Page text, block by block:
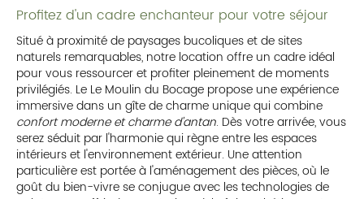
Profitez d'un cadre enchanteur pour votre séjour
Situé à proximité de paysages bucoliques et de sites
naturels remarquables, notre location offre un cadre idéal
pour vous ressourcer et profiter pleinement de moments
privilégiés. Le Le Moulin du Bocage propose une expérience
immersive dans un gîte de charme unique qui combine
confort moderne et charme d'antan. Dès votre arrivée, vous
serez séduit par l'harmonie qui règne entre les espaces
intérieurs et l'environnement extérieur. Une attention
particulière est portée à l'aménagement des pièces, où le
goût du bien-vivre se conjugue avec les technologies de